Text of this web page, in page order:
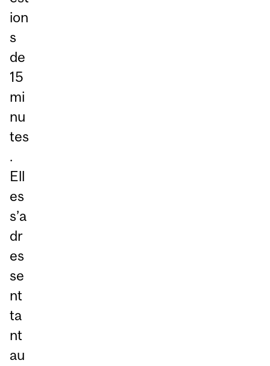
ion
s
de
15
mi
nu
tes
.
Ell
es
s’a
dr
es
se
nt
ta
nt
au